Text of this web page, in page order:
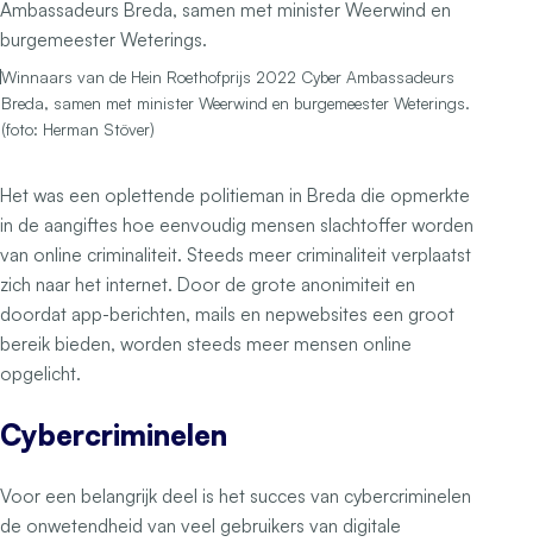
Winnaars van de Hein Roethofprijs 2022 Cyber Ambassadeurs
Breda, samen met minister Weerwind en burgemeester Weterings.
(foto: Herman Stöver)
Het was een oplettende politieman in Breda die opmerkte
in de aangiftes hoe eenvoudig mensen slachtoffer worden
van online criminaliteit. Steeds meer criminaliteit verplaatst
zich naar het internet. Door de grote anonimiteit en
doordat app-berichten, mails en nepwebsites een groot
bereik bieden, worden steeds meer mensen online
opgelicht.
Cybercriminelen
Voor een belangrijk deel is het succes van cybercriminelen
de onwetendheid van veel gebruikers van digitale